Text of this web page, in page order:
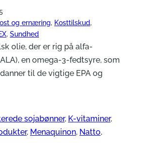
og ernæring, Kosttilskud
, Sundhed
olie, der er rig på alfa-
en omega-3-fedtsyre, som
til de vigtige EPA og
sojabønner, K-vitaminer
, Menaquinon, Natto